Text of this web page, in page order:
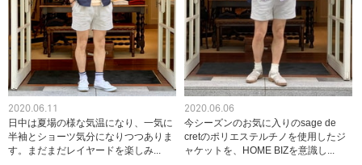
2020.06.11
日中は夏場の様な気温になり、一気に
半袖とショーツ気分になりつつありま
す。まだまだレイヤードを楽しみ...
2020.06.06
今シーズンのお気に入りのsage de
cretのポリエステルチノを使用したジ
ャケットを、HOME BIZを意識し...